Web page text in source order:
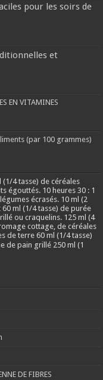
pour les soirs de
et
EN VITAMINES
(par 100 grammes)
(1/4 tasse) de céréales
égouttés. 10 heures 30 : 1
écrasés. 10 ml (2
ml (1/4 tasse) de purée
ou craquelins. 125 ml (4
cottage, de céréales
de terre 60 ml (1/4 tasse)
de pain grillé 250 ml (1
DE FIBRES